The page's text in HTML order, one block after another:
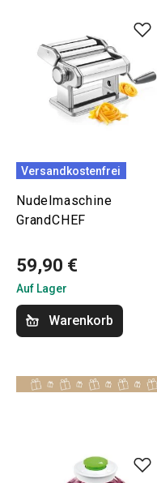
Versandkostenfrei
Nudelmaschine
GrandCHEF
59,90 €
Auf Lager
Warenkorb